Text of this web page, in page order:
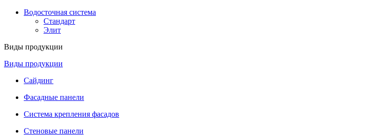
Водосточная система
Стандарт
Элит
Виды продукции
Виды продукции
Сайдинг
Фасадные панели
Система крепления фасадов
Стеновые панели